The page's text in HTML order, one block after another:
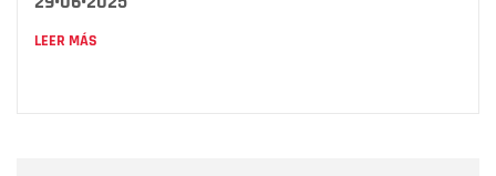
LEER MÁS